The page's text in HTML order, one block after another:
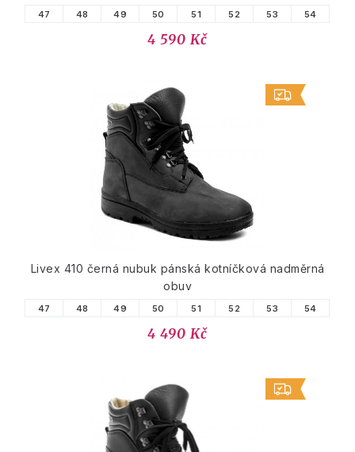
47 48 49 50 51 52 53 54
4 590 Kč
Livex 410 černá nubuk pánská kotníčková nadměrná
obuv
47 48 49 50 51 52 53 54
4 490 Kč